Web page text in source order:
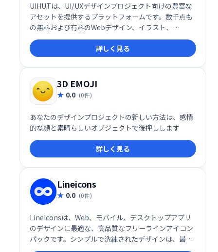
UIHUTは、UI/UXデザインプロジェクト向けの豊富な
アセットを提供するプラットフォームです。数千点も
の無料および有料のWebデザイン、イラスト、
Bootstrapテンプレート、Flutterアプリ、アイコン、
3Dイラスト、グラフィック素材をダウンロードできま
す。デザイン制作を効率化し、クオリティを高めるた
めの頼れるツールです。
詳しく見る
3D EMOJI
0.0 (0件)
あなたのデザインプロジェクトの新しい方法は、感情
的な顔と素晴らしいオブジェクトで後押しします
詳しく見る
Lineicons
0.0 (0件)
Lineiconsは、Web、モバイル、デスクトップアプリ
のデザインに最適な、高品質なフリーラインアイコン
パックです。シンプルで洗練されたデザインは、最新
のユーザーインターフェースに最適です。Web上で手